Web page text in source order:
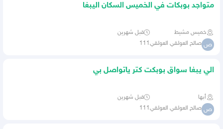
متواجد بوبكات في الخميس السكان اليبغا
خميس مشيط قبل شهرين
ص صالح العولقي العولقي111
الي يبغا سواق بوبكت كتر ياتواصل بي
أبها قبل شهرين
ص صالح العولقي العولقي111